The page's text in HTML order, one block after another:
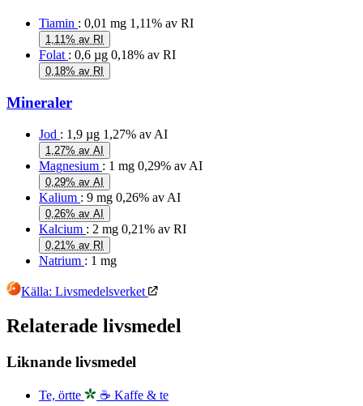
Tiamin : 0,01 mg 1,11% av RI
1,11% av RI
Folat : 0,6 µg 0,18% av RI
0,18% av RI
Mineraler
Jod : 1,9 µg 1,27% av AI
1,27% av AI
Magnesium : 1 mg 0,29% av AI
0,29% av AI
Kalium : 9 mg 0,26% av AI
0,26% av AI
Kalcium : 2 mg 0,21% av RI
0,21% av RI
Natrium : 1 mg
Källa: Livsmedelsverket
Relaterade livsmedel
Liknande livsmedel
Te, örtte
☕ Kaffe & te